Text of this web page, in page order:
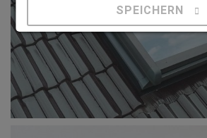
SPEICHERN
Details anzeigen
Impressum